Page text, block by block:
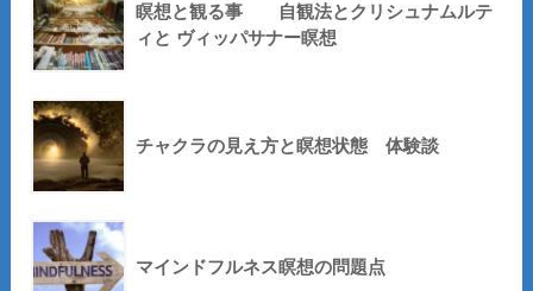
瞑想と観る事 自観法とクリシュナムルテ
ィと ヴィッパサナー瞑想
チャクラの見え方と瞑想状態 体験談
マインドフルネス瞑想の問題点